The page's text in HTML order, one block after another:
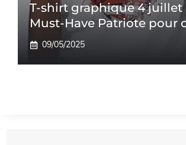
T-shirt graphique 4 juillet
Must-Have Patriote pour
09/05/2025